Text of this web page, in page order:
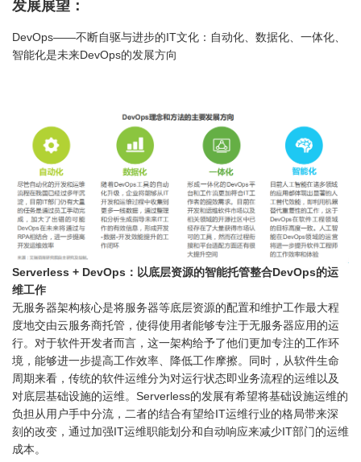
发展展望：
DevOps——不断自驱与进步的IT文化：自动化、数据化、一体化、
智能化是未来DevOps的发展方向
Serverless + DevOps：以底层资源的智能托管整合DevOps的运
维工作
无服务器架构核心是将服务器等底层资源的配置和维护工作最大程
度地交由云服务商托管，使得使用者能够专注于无服务器应用的运
行。对于软件开发者而言，这一架构给予了他们更加专注的工作环
境，能够进一步提高工作效率、降低工作摩擦。同时，从软件生命
周期来看，传统的软件运维分为对运行状态即业务流程的运维以及
对底层基础设施的运维。Serverless的发展有希望将基础设施运维的
负担从用户手中分流，二者的结合有望给IT运维行业的格局带来深
刻的改变，通过加强IT运维职能划分和自动响应来减少IT部门的运维
成本。